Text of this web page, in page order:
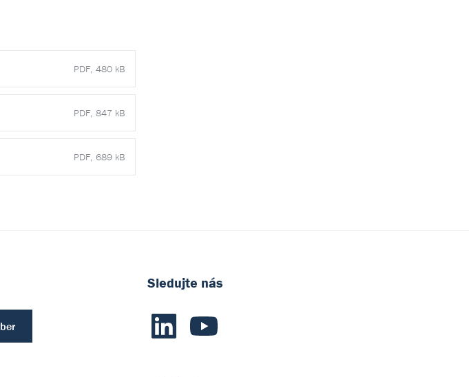
PDF, 480 kB
PDF, 847 kB
PDF, 689 kB
Sledujte nás